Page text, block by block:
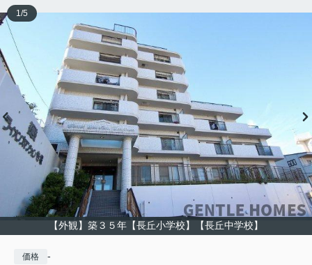
【外観】築３５年【長丘小学校】【長丘中学校】
1/5
価格 -